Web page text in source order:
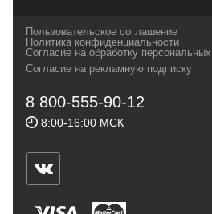
и взыскательных
спортсменов и отдыхающих.
Геннадьевич
ИНН 590300057023 ОГРН
ул.Советская, 25, магазин Басег.
Тел./факс (342) 2101242
Пользовательское соглашение
Политика конфиденциальности
Согласие на обработку
Согласие на рекламную подписку
8 800-555-90-12
8:00-16:00 МСК